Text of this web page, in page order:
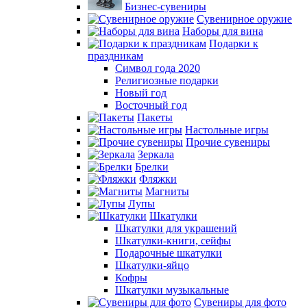
Бизнес-сувениры
Сувенирное оружие
Наборы для вина
Подарки к
праздникам
Символ года 2020
Религиозные подарки
Новый год
Восточный год
Пакеты
Настольные игры
Прочие сувениры
Зеркала
Брелки
Фляжки
Магниты
Лупы
Шкатулки
Шкатулки для украшений
Шкатулки-книги, сейфы
Подарочные шкатулки
Шкатулки-яйцо
Кофры
Шкатулки музыкальные
Сувениры для фото